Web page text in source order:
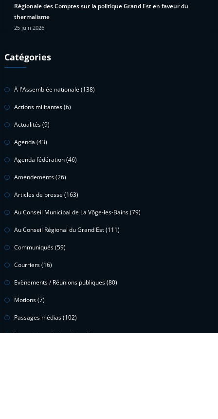
Régionale des Comptes sur la politique Grand Est en faveur du
thermalisme
25 juin 2026
Catégories
À l'Assemblée nationale (138)
Actions militantes(6)
Actualités(9)
Agenda (43)
Agenda fédération(46)
Amendements(26)
Articles de presse (163)
Au Conseil Municipal de La Vôge-les-Bains(79)
Au Conseil Régional du Grand Est(111)
Communiqués(59)
Courriers(16)
Evènements / Réunions publiques(80)
Motions(7)
Passages médias(102)
Propositions de résolution(1)